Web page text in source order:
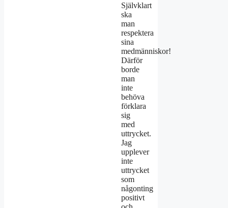
Självklart
ska
man
respektera
sina
medmänniskor!
Därför
borde
man
inte
behöva
förklara
sig
med
uttrycket.
Jag
upplever
inte
uttrycket
som
någonting
positivt